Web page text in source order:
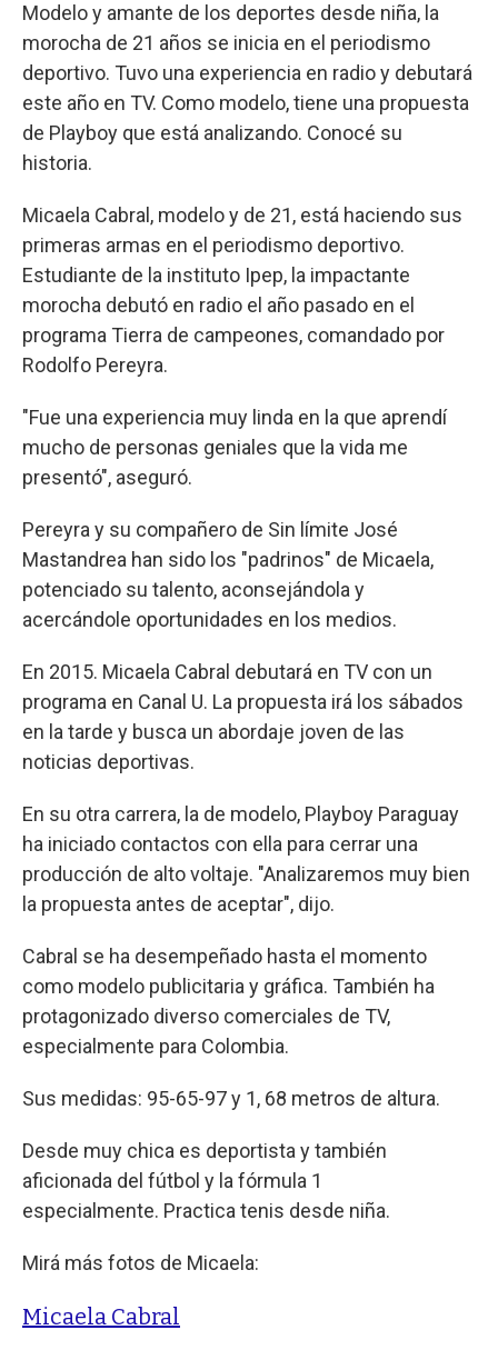
Modelo y amante de los deportes desde niña, la
morocha de 21 años se inicia en el periodismo
deportivo. Tuvo una experiencia en radio y debutará
este año en TV. Como modelo, tiene una propuesta
de Playboy que está analizando. Conocé su
historia.
Micaela Cabral, modelo y de 21, está haciendo sus
primeras armas en el periodismo deportivo.
Estudiante de la instituto Ipep, la impactante
morocha debutó en radio el año pasado en el
programa Tierra de campeones, comandado por
Rodolfo Pereyra.
"Fue una experiencia muy linda en la que aprendí
mucho de personas geniales que la vida me
presentó", aseguró.
Pereyra y su compañero de Sin límite José
Mastandrea han sido los "padrinos" de Micaela,
potenciado su talento, aconsejándola y
acercándole oportunidades en los medios.
En 2015. Micaela Cabral debutará en TV con un
programa en Canal U. La propuesta irá los sábados
en la tarde y busca un abordaje joven de las
noticias deportivas.
En su otra carrera, la de modelo, Playboy Paraguay
ha iniciado contactos con ella para cerrar una
producción de alto voltaje. "Analizaremos muy bien
la propuesta antes de aceptar", dijo.
Cabral se ha desempeñado hasta el momento
como modelo publicitaria y gráfica. También ha
protagonizado diverso comerciales de TV,
especialmente para Colombia.
Sus medidas: 95-65-97 y 1, 68 metros de altura.
Desde muy chica es deportista y también
aficionada del fútbol y la fórmula 1
especialmente. Practica tenis desde niña.
Mirá más fotos de Micaela:
Micaela Cabral